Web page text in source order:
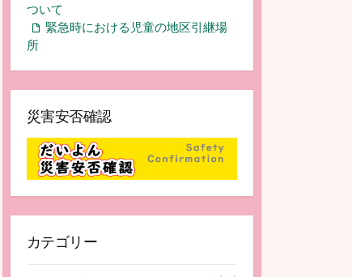
ついて
緊急時における児童の地区引継場
所
災害安否確認
カテゴリー